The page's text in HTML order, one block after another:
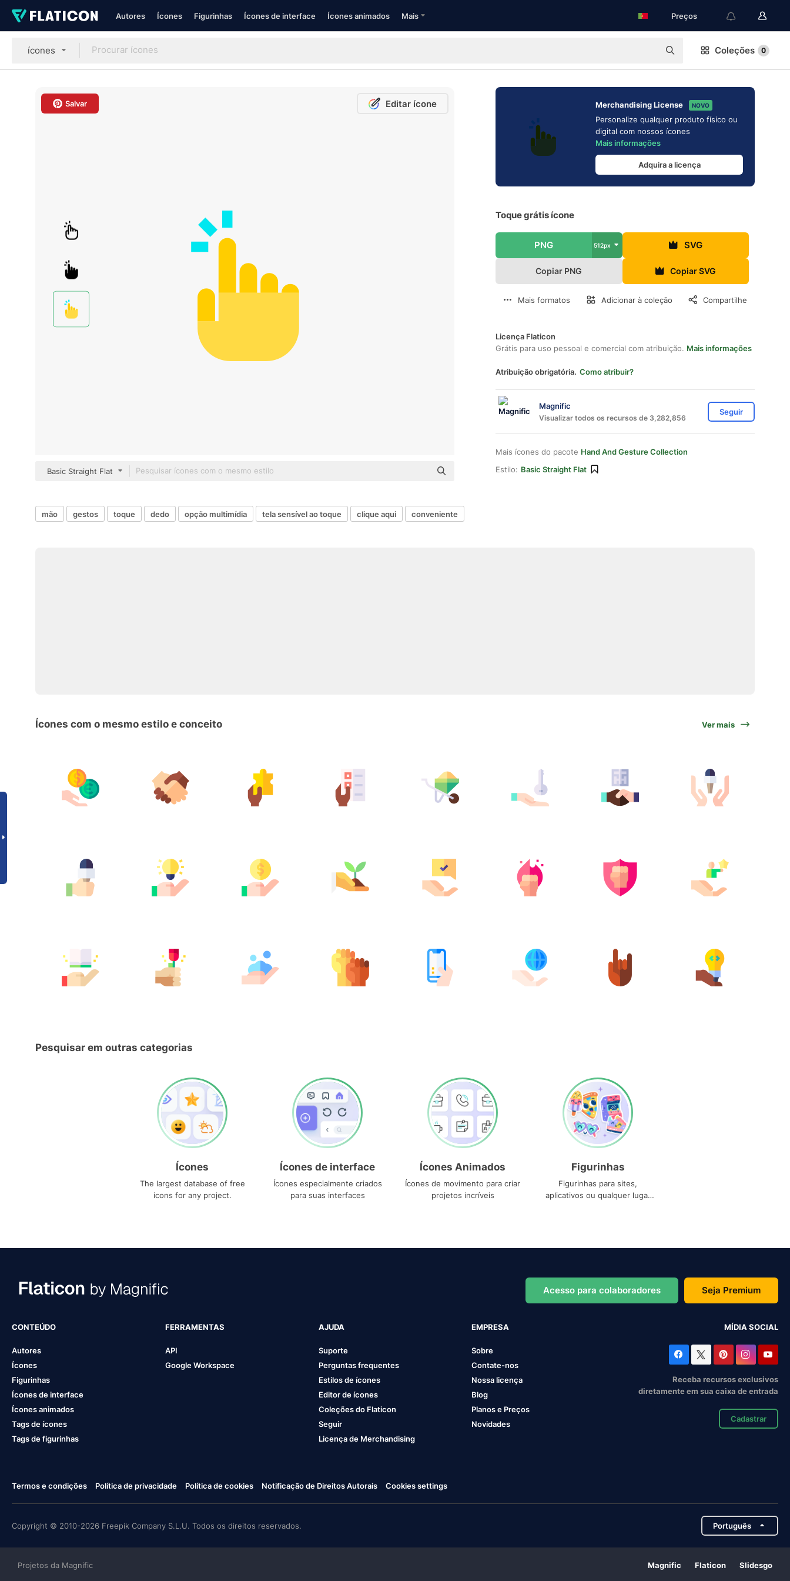
Autores Ícones Figurinhas Ícones de interface Ícones animados Mais Preços
ícones Coleções 0
Salvar Editar ícone
Basic Straight Flat
Merchandising License NOVO
Personalize qualquer produto físico ou
digital com nossos ícones
Mais informações
Adquira a licença
Toque grátis ícone
PNG 512px SVG
Copiar PNG Copiar SVG
Mais formatos Adicionar à coleção Compartilhe
Licença Flaticon
Grátis para uso pessoal e comercial com atribuição. Mais informações
Atribuição obrigatória. Como atribuir?
Magnific
Visualizar todos os recursos de 3,282,856
Seguir
Mais ícones do pacote Hand And Gesture Collection
Estilo: Basic Straight Flat
mão gestos toque dedo opção multimídia tela sensível ao toque clique aqui conveniente
Ícones com o mesmo estilo e conceito Ver mais
Pesquisar em outras categorias
Ícones
The largest database of free
icons for any project.
Ícones de interface
Ícones especialmente criados
para suas interfaces
Ícones Animados
Ícones de movimento para criar
projetos incríveis
Figurinhas
Figurinhas para sites,
aplicativos ou qualquer lugar
Acesso para colaboradores Seja Premium
CONTEÚDO
Autores
Ícones
Figurinhas
Ícones de interface
Ícones animados
Tags de ícones
Tags de figurinhas
FERRAMENTAS
API
Google Workspace
AJUDA
Suporte
Perguntas frequentes
Estilos de ícones
Editor de ícones
Coleções do Flaticon
Seguir
Licença de Merchandising
EMPRESA
Sobre
Contate-nos
Nossa licença
Blog
Planos e Preços
Novidades
MÍDIA SOCIAL
Receba recursos exclusivos
diretamente em sua caixa de entrada
Cadastrar
Termos e condições Política de privacidade Política de cookies Notificação de Direitos Autorais Cookies settings
Copyright © 2010-2026 Freepik Company S.L.U. Todos os direitos reservados. Português
Projetos da Magnific Magnific Flaticon Slidesgo